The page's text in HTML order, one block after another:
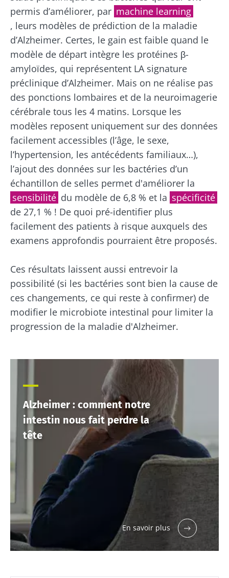
permis d’améliorer, par machine learning
, leurs modèles de prédiction de la maladie
d’Alzheimer. Certes, le gain est faible quand le
modèle de départ intègre les protéines β-
amyloïdes, qui représentent LA signature
préclinique d’Alzheimer. Mais on ne réalise pas
des ponctions lombaires et de la neuroimagerie
cérébrale tous les 4 matins. Lorsque les
modèles reposent uniquement sur des données
facilement accessibles (l’âge, le sexe,
l’hypertension, les antécédents familiaux…),
l’ajout des données sur les bactéries d’un
échantillon de selles permet d'améliorer la
sensibilité du modèle de 6,8 % et la spécificité
de 27,1 % ! De quoi pré-identifier plus
facilement des patients à risque auxquels des
examens approfondis pourraient être proposés.
Ces résultats laissent aussi entrevoir la
possibilité (si les bactéries sont bien la cause de
ces changements, ce qui reste à confirmer) de
modifier le microbiote intestinal pour limiter la
progression de la maladie d'Alzheimer.
Alzheimer : comment notre
intestin nous fait perdre la
tête
En savoir plus
Redirection
Vous êtes sur le point d'être redirigé et de
quitter notre site web
Être redirigé
Rester sur le site Web du Biocodex Microbiota
Institute
recevez une fois par mois "The Essential"
pour rester au courant des dernières
actualités sur le microbiote.
Je souhaite m'inscrire afin de recevoir
d'autres actualités de Biocodex
J’ai lu et accepte lesCGUet lapolitique de
protection des donnéesdu Biocodex
Microbiota Institute
* Champs obligatoires
BMI 20-35
Je souhaite m'inscrire afin de recevoir
d'autres actualités de Biocodex
J’ai lu et accepte lesCGUet lapolitique de
protection des donnéesdu Biocodex
Microbiota Institute
* Champs obligatoires
BMI 20-35
Découvrir
naturel de
notre
microbiote ?
pétillant,
naturellement
riche en
micro-
organismes
vivants, le
kéfir séduit de
plus e...
les grands
alliés de
votre
intestinal
plutôt
yaourt,
fromage
blanc ou
skyr ? Ces
spécialités
laitières
ont un
elles
chou...
En savoir
plus
23/07/2026
explorer
Lire l'article